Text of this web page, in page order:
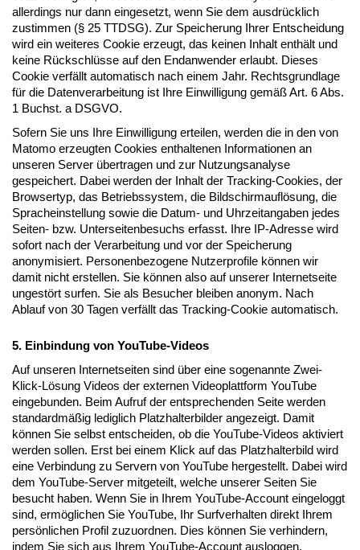
allerdings nur dann eingesetzt, wenn Sie dem ausdrücklich
zustimmen (§ 25 TTDSG). Zur Speicherung Ihrer Entscheidung
wird ein weiteres Cookie erzeugt, das keinen Inhalt enthält und
keine Rückschlüsse auf den Endanwender erlaubt. Dieses
Cookie verfällt automatisch nach einem Jahr. Rechtsgrundlage
für die Datenverarbeitung ist Ihre Einwilligung gemäß Art. 6 Abs.
1 Buchst. a DSGVO.
Sofern Sie uns Ihre Einwilligung erteilen, werden die in den von
Matomo erzeugten Cookies enthaltenen Informationen an
unseren Server übertragen und zur Nutzungsanalyse
gespeichert. Dabei werden der Inhalt der Tracking-Cookies, der
Browsertyp, das Betriebssystem, die Bildschirmauflösung, die
Spracheinstellung sowie die Datum- und Uhrzeitangaben jedes
Seiten- bzw. Unterseitenbesuchs erfasst. Ihre IP-Adresse wird
sofort nach der Verarbeitung und vor der Speicherung
anonymisiert. Personenbezogene Nutzerprofile können wir
damit nicht erstellen. Sie können also auf unserer Internetseite
ungestört surfen. Sie als Besucher bleiben anonym. Nach
Ablauf von 30 Tagen verfällt das Tracking-Cookie automatisch.
5. Einbindung von YouTube-Videos
Auf unseren Internetseiten sind über eine sogenannte Zwei-
Klick-Lösung Videos der externen Videoplattform YouTube
eingebunden. Beim Aufruf der entsprechenden Seite werden
standardmäßig lediglich Platzhalterbilder angezeigt. Damit
können Sie selbst entscheiden, ob die YouTube-Videos aktiviert
werden sollen. Erst bei einem Klick auf das Platzhalterbild wird
eine Verbindung zu Servern von YouTube hergestellt. Dabei wird
dem YouTube-Server mitgeteilt, welche unserer Seiten Sie
besucht haben. Wenn Sie in Ihrem YouTube-Account eingeloggt
sind, ermöglichen Sie YouTube, Ihr Surfverhalten direkt Ihrem
persönlichen Profil zuzuordnen. Dies können Sie verhindern,
indem Sie sich aus Ihrem YouTube-Account ausloggen.